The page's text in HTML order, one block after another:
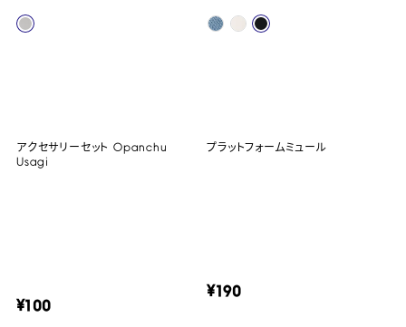
アクセサリーセット Opanchu
Usagi
¥100
プラットフォームミュール
¥190